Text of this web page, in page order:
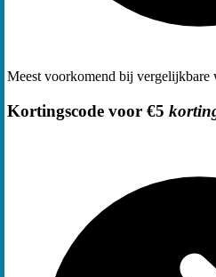
Meest voorkomend bij vergelijkbare
Kortingscode voor €5